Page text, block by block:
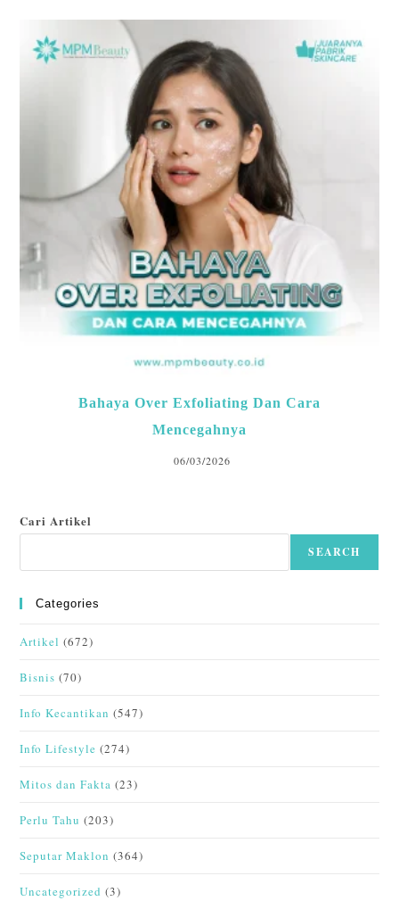
Bahaya Over Exfoliating Dan Cara
Mencegahnya
06/03/2026
Cari Artikel
SEARCH
Categories
Artikel (672)
Bisnis (70)
Info Kecantikan (547)
Info Lifestyle (274)
Mitos dan Fakta (23)
Perlu Tahu (203)
Seputar Maklon (364)
Uncategorized (3)